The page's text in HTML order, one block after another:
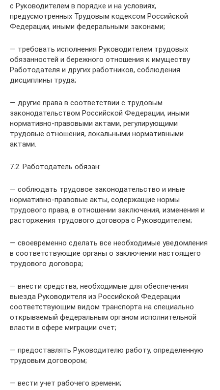
с Руководителем в порядке и на условиях,
предусмотренных Трудовым кодексом Российской
Федерации, иными федеральными законами;
— требовать исполнения Руководителем трудовых
обязанностей и бережного отношения к имуществу
Работодателя и других работников, соблюдения
дисциплины труда;
— другие права в соответствии с трудовым
законодательством Российской Федерации, иными
нормативно-правовыми актами, регулирующими
трудовые отношения, локальными нормативными
актами.
7.2. Работодатель обязан:
— соблюдать трудовое законодательство и иные
нормативно-правовые акты, содержащие нормы
трудового права, в отношении заключения, изменения и
расторжения трудового договора с Руководителем;
— своевременно сделать все необходимые уведомления
в соответствующие органы о заключении настоящего
трудового договора;
— внести средства, необходимые для обеспечения
выезда Руководителя из Российской Федерации
соответствующим видом транспорта на специально
открываемый федеральным органом исполнительной
власти в сфере миграции счет;
— предоставлять Руководителю работу, определенную
трудовым договором;
— вести учет рабочего времени;